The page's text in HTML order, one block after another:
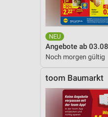
Angebote ab
Noch morgen gültig
toom Baumarkt